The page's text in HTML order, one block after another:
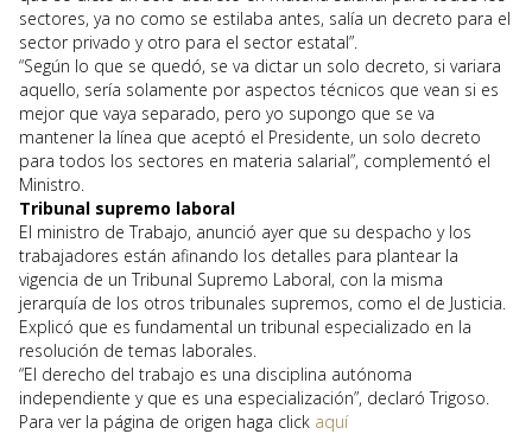
sectores, ya no como se estilaba antes, salía un decreto para el
sector privado y otro para el sector estatal”.
“Según lo que se quedó, se va dictar un solo decreto, si variara
aquello, sería solamente por aspectos técnicos que vean si es
mejor que vaya separado, pero yo supongo que se va
mantener la línea que aceptó el Presidente, un solo decreto
para todos los sectores en materia salarial”, complementó el
Ministro.
Tribunal supremo laboral
El ministro de Trabajo, anunció ayer que su despacho y los
trabajadores están afinando los detalles para plantear la
vigencia de un Tribunal Supremo Laboral, con la misma
jerarquía de los otros tribunales supremos, como el de Justicia.
Explicó que es fundamental un tribunal especializado en la
resolución de temas laborales.
“El derecho del trabajo es una disciplina autónoma
independiente y que es una especialización”, declaró Trigoso.
Para ver la página de origen haga click aquí